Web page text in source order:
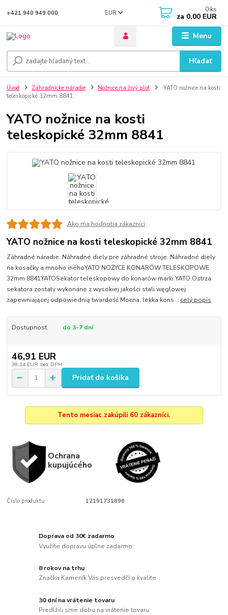
Menu
EUR
Hľadať
+421 940 949 000 0 ks
za 0,00 EUR
Úvod Záhradnícke náradie Nožnice na živý plot
YATO nožnice na kosti
teleskopické 32mm 8841
YATO nožnice na kosti
teleskopické 32mm 8841
Ako ma hodnotia zákazníci
YATO nožnice na kosti teleskopické 32mm 8841
Záhradné náradie. Náhradné diely pre záhradné stroje. Náhradné diely
na kosačky a mnoho inéhoYATO NOŻYCE KONARÓW TELESKOPOWE
32mm 8841YATOSekator teleskopowy do konarów marki YATO.Ostrza
sekatora zostały wykonane z wysokiej jakości stali węglowej
zapewniającej odpowiednią twardość.Mocna, lekka kons... celý popis
Dostupnosť do 3-7 dní
46,91 EUR
38,14 EUR bez DPH
Pridať do košíka
Tento mesiac zakúpili 60 zákazníci.
Ochrana
kupujúcého
Číslo produktu: 12191731896
Doprava od 30€ zadarmo
Využite dopravu úplne zadarmo
8 rokov na trhu
Značka Kameník Vás presvedčí o kvalite
30 dní na vrátenie tovaru
Predĺžili sme dobu na vrátenie tovaru